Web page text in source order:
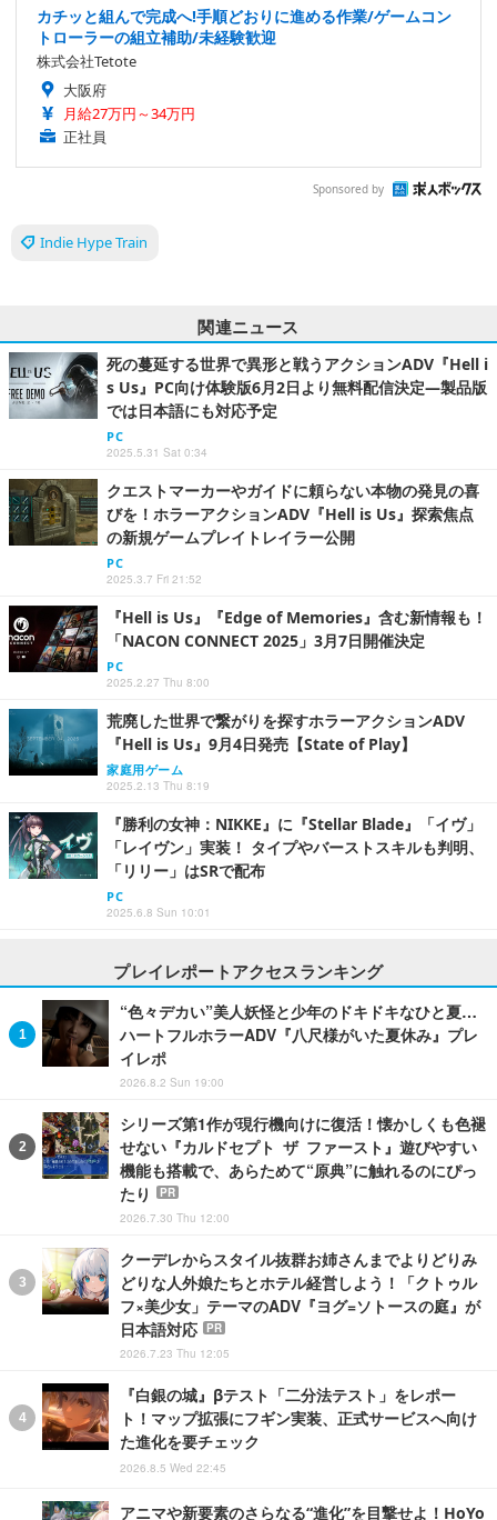
カチッと組んで完成へ!手順どおりに進める作業/ゲームコン
トローラーの組立補助/未経験歓迎
株式会社Tetote
大阪府
月給27万円～34万円
正社員
Sponsored by
Indie Hype Train
関連ニュース
死の蔓延する世界で異形と戦うアクションADV『Hell i
s Us』PC向け体験版6月2日より無料配信決定―製品版
では日本語にも対応予定
PC
2025.5.31 Sat 0:34
クエストマーカーやガイドに頼らない本物の発見の喜
びを！ホラーアクションADV『Hell is Us』探索焦点
の新規ゲームプレイトレイラー公開
PC
2025.3.7 Fri 21:52
『Hell is Us』『Edge of Memories』含む新情報も！
「NACON CONNECT 2025」3月7日開催決定
PC
2025.2.27 Thu 8:00
荒廃した世界で繋がりを探すホラーアクションADV
『Hell is Us』9月4日発売【State of Play】
家庭用ゲーム
2025.2.13 Thu 8:19
『勝利の女神：NIKKE』に『Stellar Blade』「イヴ」
「レイヴン」実装！ タイプやバーストスキルも判明、
「リリー」はSRで配布
PC
2025.6.8 Sun 10:01
プレイレポートアクセスランキング
“色々デカい”美人妖怪と少年のドキドキなひと夏…
ハートフルホラーADV『八尺様がいた夏休み』プレ
イレポ
2026.8.2 Sun 19:00
シリーズ第1作が現行機向けに復活！懐かしくも色褪
せない『カルドセプト ザ ファースト』遊びやすい
機能も搭載で、あらためて“原典”に触れるのにぴっ
たり
PR
2026.7.30 Thu 12:00
クーデレからスタイル抜群お姉さんまでよりどりみ
どりな人外娘たちとホテル経営しよう！「クトゥル
フ×美少女」テーマのADV『ヨグ=ソトースの庭』が
日本語対応
PR
2026.7.23 Thu 12:05
『白銀の城』βテスト「二分法テスト」をレポー
ト！マップ拡張にフギン実装、正式サービスへ向け
た進化を要チェック
2026.8.5 Wed 22:45
アニマや新要素のさらなる“進化”を目撃せよ！HoYo